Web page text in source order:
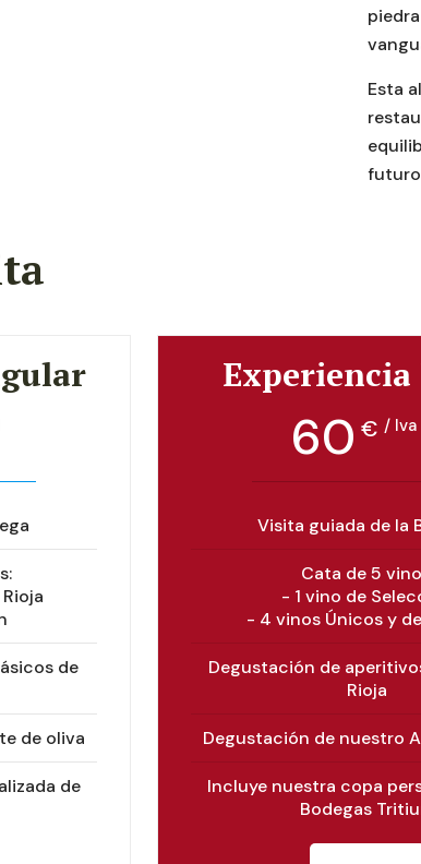
Esta
de
de oliva
de
Experiencia
60 € /
Visita guiada de la
Cata de 5
- 1 vino de
- 4 vinos Únicos y
Degustación de
Rioja
Degustación de nuestro
Incluye nuestra copa
Bodegas